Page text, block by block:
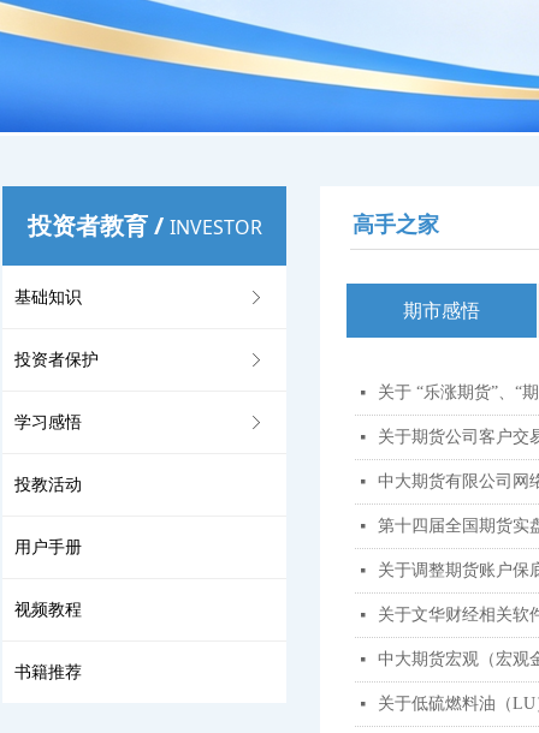
投资者教育/ INVESTOR 高手之家
期市感悟
넷 关于 “乐涨期货”、“
넷 关于期货公司客户交
넷 中大期货有限公司网
넷 第十四届全国期货实
넷 关于调整期货账户保
넷 关于文华财经相关软
넷 中大期货宏观（宏观
넷 关于低硫燃料油（
基础知识 ꁕ
投资者保护 ꁕ
学习感悟 ꁕ
投教活动
用户手册
视频教程
书籍推荐